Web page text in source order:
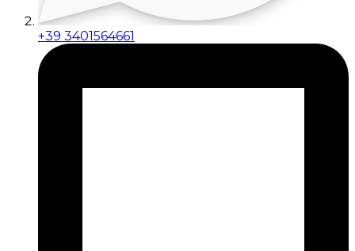
+39 3401564661